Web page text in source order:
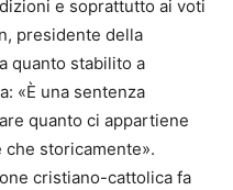
e soprattutto ai voti
presidente della
quanto stabilito a
«È una sentenza
quanto ci appartiene
storicamente».
cristiano-cattolica fa